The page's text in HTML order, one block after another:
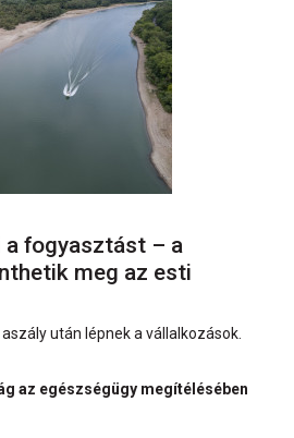
a fogyasztást – a
meg az esti
után lépnek a vállalkozások.
az egészségügy megítélésében